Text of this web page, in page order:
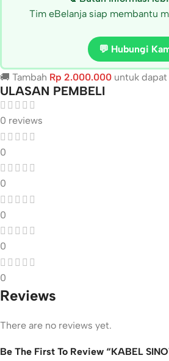
Tim eBelanja siap membantu
💬 Hubungi
🚚 Tambah Rp 2.000.000 untuk
ULASAN PEMBELI
0 reviews
0
0
0
0
0
Reviews
There are no reviews yet.
Be The First To Review “KABEL